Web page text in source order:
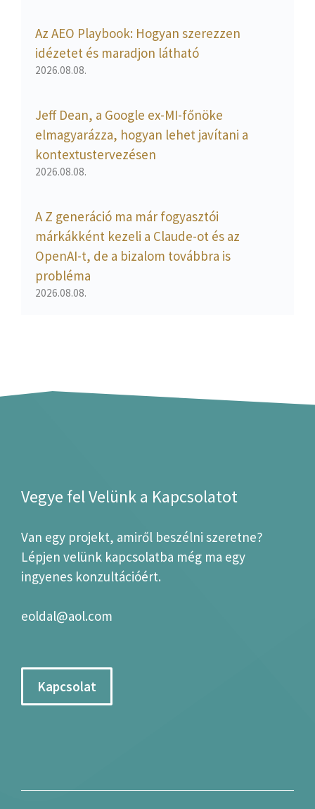
Az AEO Playbook: Hogyan szerezzen
idézetet és maradjon látható
2026.08.08.
Jeff Dean, a Google ex-MI-főnöke
elmagyarázza, hogyan lehet javítani a
kontextustervezésen
2026.08.08.
A Z generáció ma már fogyasztói
márkákként kezeli a Claude-ot és az
OpenAI-t, de a bizalom továbbra is
probléma
2026.08.08.
Vegye fel Velünk a Kapcsolatot
Van egy projekt, amiről beszélni szeretne?
Lépjen velünk kapcsolatba még ma egy
ingyenes konzultációért.
eoldal@aol.com
Kapcsolat